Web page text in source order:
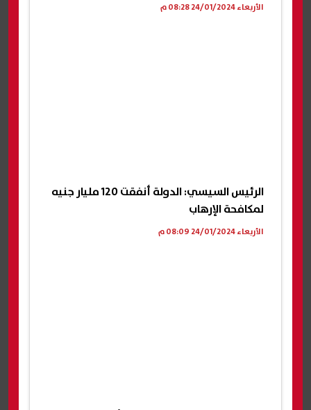
الأربعاء 24/01/2024 08:28 م
الرئيس السيسي: الدولة أنفقت 120 مليار جنيه
لمكافحة الإرهاب
الأربعاء 24/01/2024 08:09 م